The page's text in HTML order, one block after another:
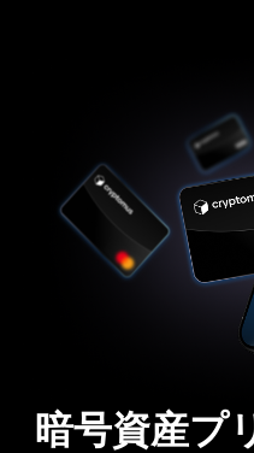
暗号資産プ